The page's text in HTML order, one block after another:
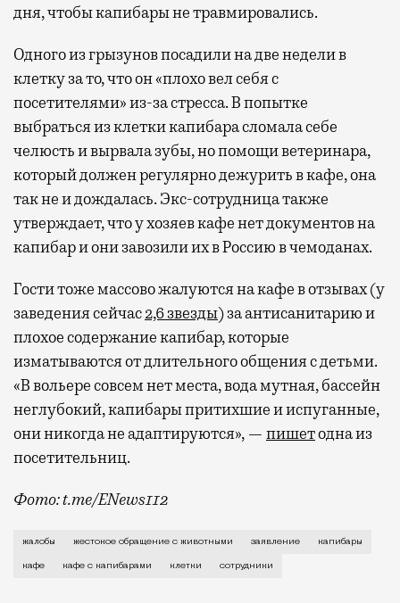
дня, чтобы капибары не травмировались.
Одного из грызунов посадили на две недели в
клетку за то, что он «плохо вел себя с
посетителями» из-за стресса. В попытке
выбраться из клетки капибара сломала себе
челюсть и вырвала зубы, но помощи ветеринара,
который должен регулярно дежурить в кафе, она
так не и дождалась. Экс-сотрудница также
утверждает, что у хозяев кафе нет документов на
капибар и они завозили их в Россию в чемоданах.
Гости тоже массово жалуются на кафе в отзывах (у
заведения сейчас2,6 звезды) за антисанитарию и
плохое содержание капибар, которые
изматываются от длительного общения с детьми.
«В вольере совсем нет места, вода мутная, бассейн
неглубокий, капибары притихшие и испуганные,
они никогда не адаптируются», — пишетодна из
посетительниц.
Фото: t.me/ENews112
С момента открытия нового контактного кафе с
жалобы жестокое обращение с животными заявление капибары
кафе кафе с капибарами клетки сотрудники